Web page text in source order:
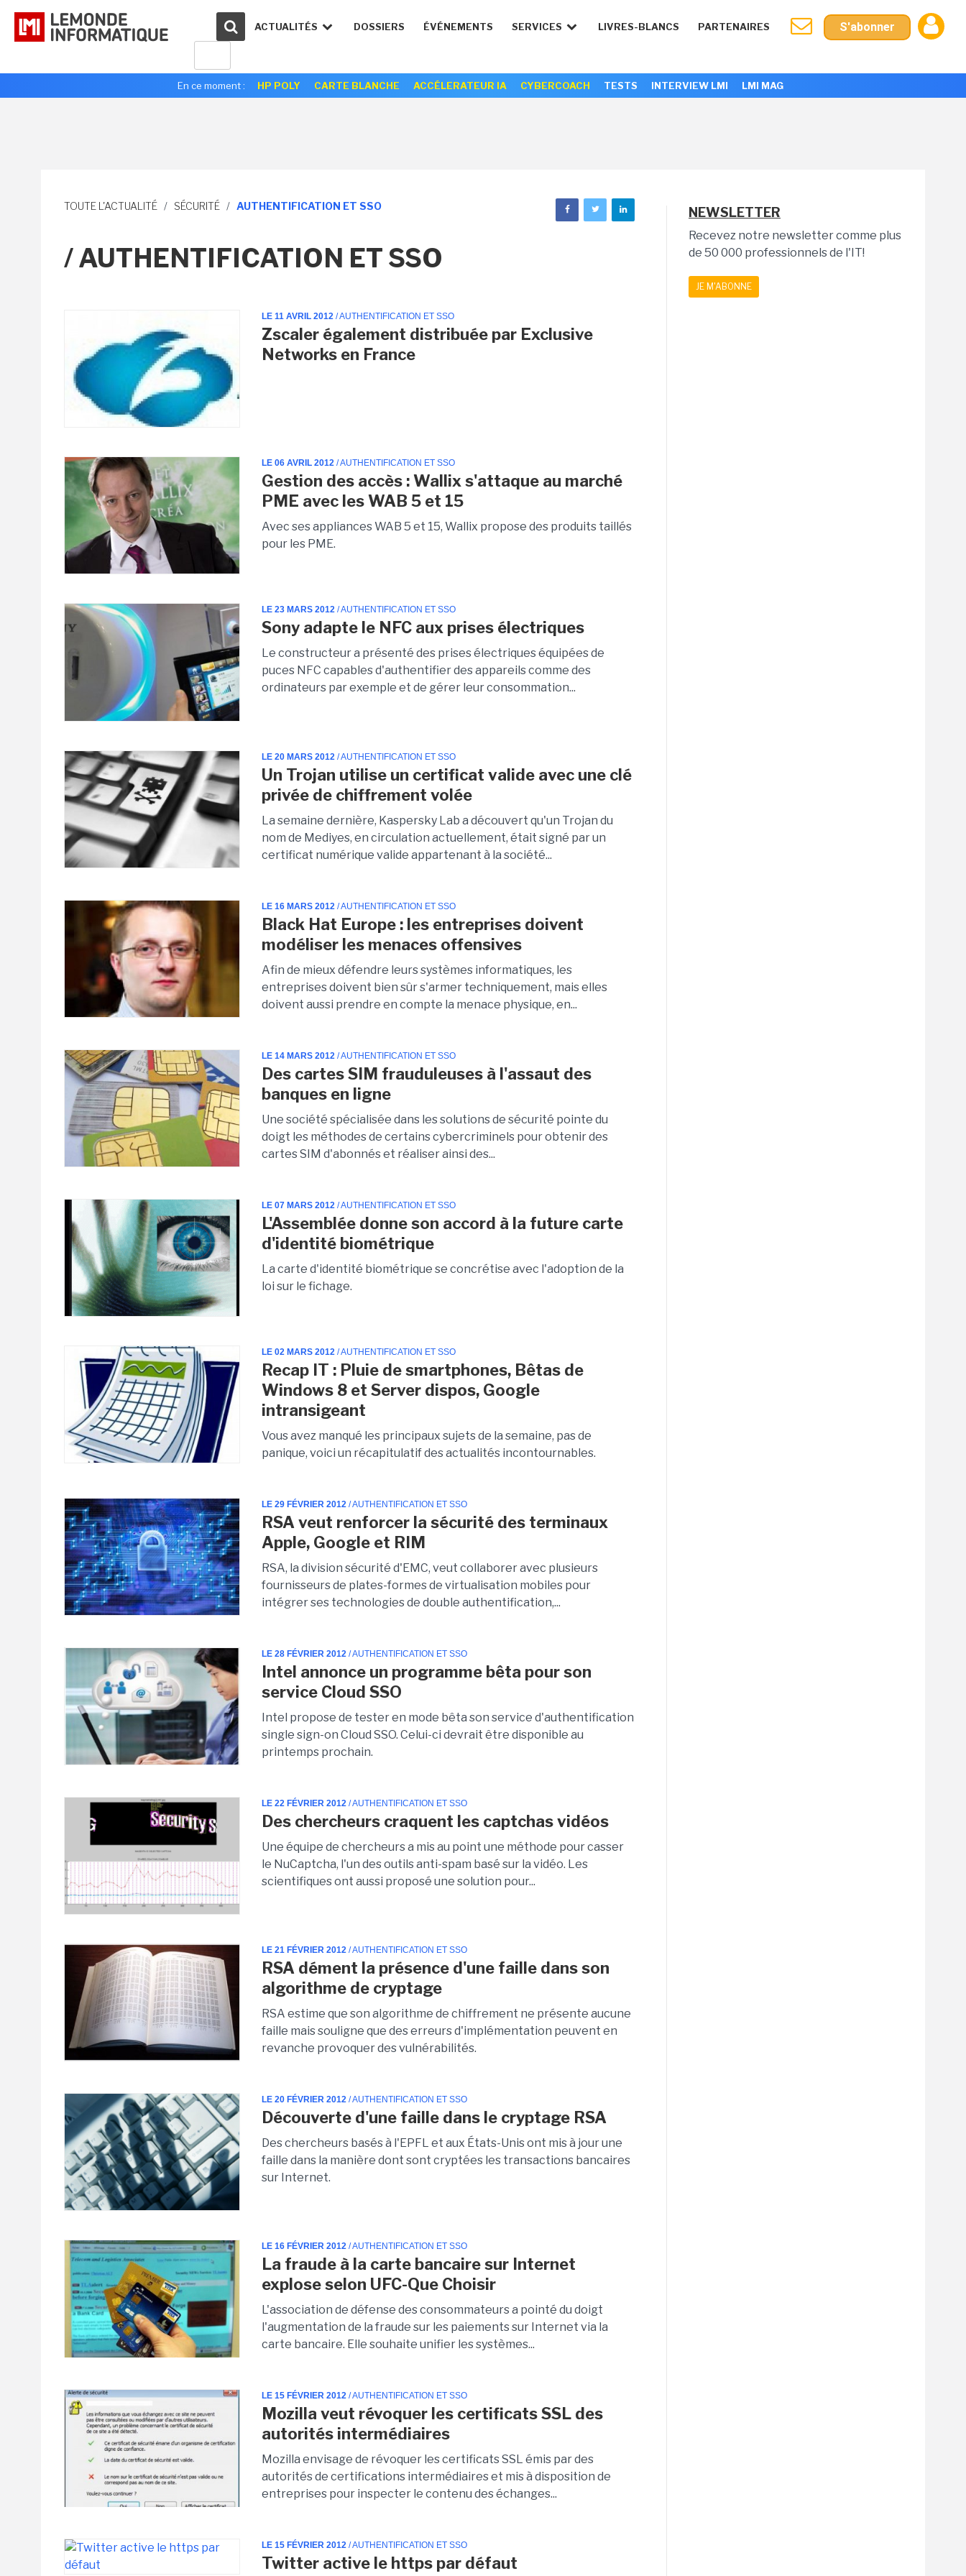
ACTUALITÉS DOSSIERS ÉVÉNEMENTS SERVICES LIVRES-BLANCS PARTENAIRES S'abonner
En ce moment : HP POLY CARTE BLANCHE ACCÉLERATEUR IA CYBERCOACH TESTS INTERVIEW LMI LMI MAG
TOUTE L'ACTUALITÉ / SÉCURITÉ / AUTHENTIFICATION ET SSO
/ AUTHENTIFICATION ET SSO
LE 11 AVRIL 2012 / AUTHENTIFICATION ET SSO
Zscaler également distribuée par Exclusive
Networks en France
LE 06 AVRIL 2012 / AUTHENTIFICATION ET SSO
Gestion des accès : Wallix s'attaque au marché
PME avec les WAB 5 et 15
Avec ses appliances WAB 5 et 15, Wallix propose des produits taillés
pour les PME.
LE 23 MARS 2012 / AUTHENTIFICATION ET SSO
Sony adapte le NFC aux prises électriques
Le constructeur a présenté des prises électriques équipées de
puces NFC capables d'authentifier des appareils comme des
ordinateurs par exemple et de gérer leur consommation...
LE 20 MARS 2012 / AUTHENTIFICATION ET SSO
Un Trojan utilise un certificat valide avec une clé
privée de chiffrement volée
La semaine dernière, Kaspersky Lab a découvert qu'un Trojan du
nom de Mediyes, en circulation actuellement, était signé par un
certificat numérique valide appartenant à la société...
LE 16 MARS 2012 / AUTHENTIFICATION ET SSO
Black Hat Europe : les entreprises doivent
modéliser les menaces offensives
Afin de mieux défendre leurs systèmes informatiques, les
entreprises doivent bien sûr s'armer techniquement, mais elles
doivent aussi prendre en compte la menace physique, en...
LE 14 MARS 2012 / AUTHENTIFICATION ET SSO
Des cartes SIM frauduleuses à l'assaut des
banques en ligne
Une société spécialisée dans les solutions de sécurité pointe du
doigt les méthodes de certains cybercriminels pour obtenir des
cartes SIM d'abonnés et réaliser ainsi des...
LE 07 MARS 2012 / AUTHENTIFICATION ET SSO
L'Assemblée donne son accord à la future carte
d'identité biométrique
La carte d'identité biométrique se concrétise avec l'adoption de la
loi sur le fichage.
LE 02 MARS 2012 / AUTHENTIFICATION ET SSO
Recap IT : Pluie de smartphones, Bêtas de
Windows 8 et Server dispos, Google
intransigeant
Vous avez manqué les principaux sujets de la semaine, pas de
panique, voici un récapitulatif des actualités incontournables.
LE 29 FÉVRIER 2012 / AUTHENTIFICATION ET SSO
RSA veut renforcer la sécurité des terminaux
Apple, Google et RIM
RSA, la division sécurité d'EMC, veut collaborer avec plusieurs
fournisseurs de plates-formes de virtualisation mobiles pour
intégrer ses technologies de double authentification,...
LE 28 FÉVRIER 2012 / AUTHENTIFICATION ET SSO
Intel annonce un programme bêta pour son
service Cloud SSO
Intel propose de tester en mode bêta son service d'authentification
single sign-on Cloud SSO. Celui-ci devrait être disponible au
printemps prochain.
LE 22 FÉVRIER 2012 / AUTHENTIFICATION ET SSO
Des chercheurs craquent les captchas vidéos
Une équipe de chercheurs a mis au point une méthode pour casser
le NuCaptcha, l'un des outils anti-spam basé sur la vidéo. Les
scientifiques ont aussi proposé une solution pour...
LE 21 FÉVRIER 2012 / AUTHENTIFICATION ET SSO
RSA dément la présence d'une faille dans son
algorithme de cryptage
RSA estime que son algorithme de chiffrement ne présente aucune
faille mais souligne que des erreurs d'implémentation peuvent en
revanche provoquer des vulnérabilités.
LE 20 FÉVRIER 2012 / AUTHENTIFICATION ET SSO
Découverte d'une faille dans le cryptage RSA
Des chercheurs basés à l'EPFL et aux États-Unis ont mis à jour une
faille dans la manière dont sont cryptées les transactions bancaires
sur Internet.
LE 16 FÉVRIER 2012 / AUTHENTIFICATION ET SSO
La fraude à la carte bancaire sur Internet
explose selon UFC-Que Choisir
L'association de défense des consommateurs a pointé du doigt
l'augmentation de la fraude sur les paiements sur Internet via la
carte bancaire. Elle souhaite unifier les systèmes...
LE 15 FÉVRIER 2012 / AUTHENTIFICATION ET SSO
Mozilla veut révoquer les certificats SSL des
autorités intermédiaires
Mozilla envisage de révoquer les certificats SSL émis par des
autorités de certifications intermédiaires et mis à disposition de
entreprises pour inspecter le contenu des échanges...
LE 15 FÉVRIER 2012 / AUTHENTIFICATION ET SSO
Twitter active le https par défaut
NEWSLETTER
Recevez notre newsletter comme plus
de 50 000 professionnels de l'IT!
JE M'ABONNE